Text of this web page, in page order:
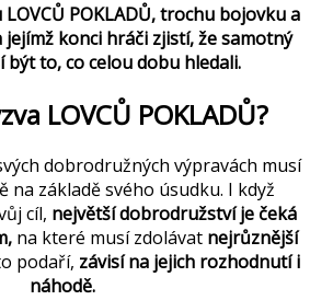
POKLADŮ, trochu bojovku a
konci hráči zjistí, že samotný
být to, co celou dobu hledali.
LOVCŮ POKLADŮ?
dobrodružných výpravách musí
na základě svého úsudku. I když
cíl, největší dobrodružství je čeká
na které musí zdolávat nejrůznější
podaří, závisí na jejich rozhodnutí i
náhodě.